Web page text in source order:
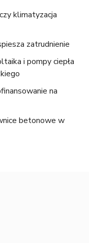
klimatyzacja
zatrudnienie
i pompy ciepła
na
betonowe w